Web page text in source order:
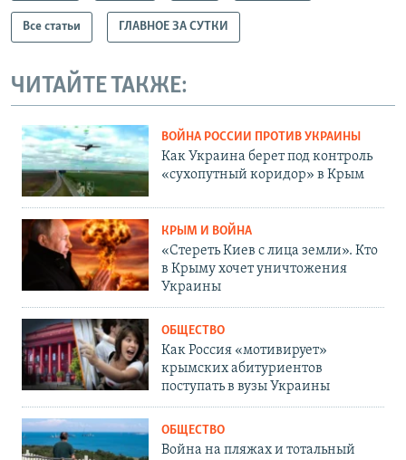
Все статьи ГЛАВНОЕ ЗА СУТКИ
ЧИТАЙТЕ ТАКЖЕ:
ВОЙНА РОССИИ ПРОТИВ УКРАИНЫ
Как Украина берет под контроль
«сухопутный коридор» в Крым
КРЫМ И ВОЙНА
«Стереть Киев с лица земли». Кто
в Крыму хочет уничтожения
Украины
ОБЩЕСТВО
Как Россия «мотивирует»
крымских абитуриентов
поступать в вузы Украины
ОБЩЕСТВО
Война на пляжах и тотальный